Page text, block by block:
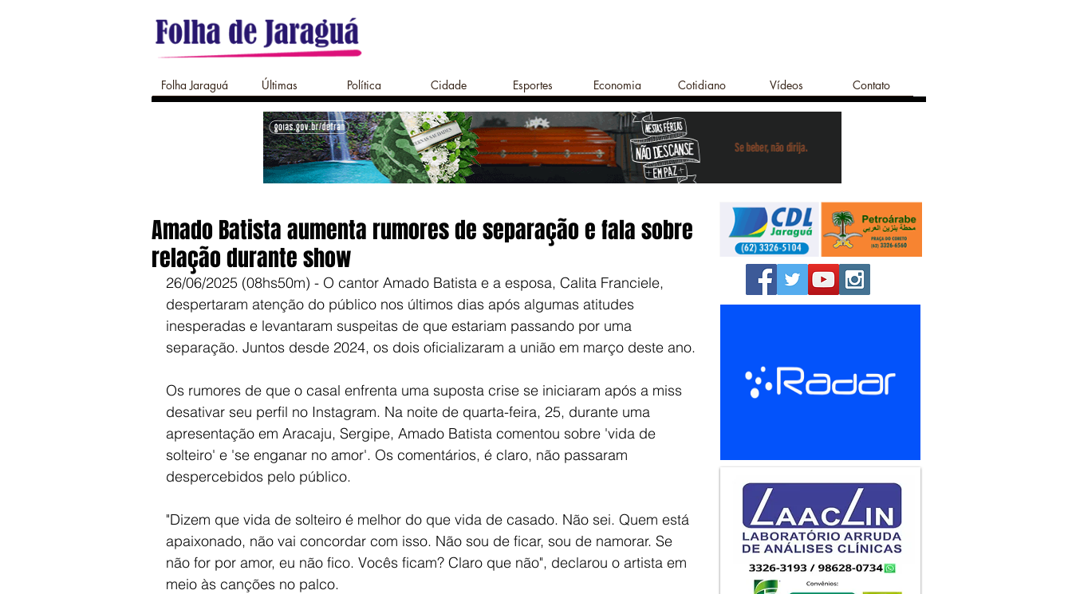
Folha Jaraguá Últimas Política Cidade Esportes Economia Cotidiano Vídeos Contato
Amado Batista aumenta rumores de separação e fala sobre
relação durante show
26/06/2025 (08hs50m) - O cantor Amado Batista e a esposa, Calita Franciele,
despertaram atenção do público nos últimos dias após algumas atitudes
inesperadas e levantaram suspeitas de que estariam passando por uma
separação. Juntos desde 2024, os dois oficializaram a união em março deste ano.
Os rumores de que o casal enfrenta uma suposta crise se iniciaram após a miss
desativar seu perfil no Instagram. Na noite de quarta-feira, 25, durante uma
apresentação em Aracaju, Sergipe, Amado Batista comentou sobre 'vida de
solteiro' e 'se enganar no amor'. Os comentários, é claro, não passaram
despercebidos pelo público.
"Dizem que vida de solteiro é melhor do que vida de casado. Não sei. Quem está
apaixonado, não vai concordar com isso. Não sou de ficar, sou de namorar. Se
não for por amor, eu não fico. Vocês ficam? Claro que não", declarou o artista em
meio às canções no palco.